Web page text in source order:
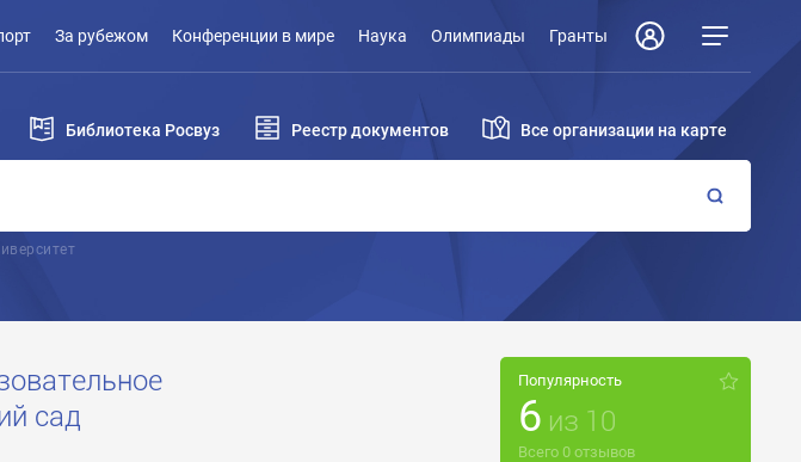
За рубежом Конференции в мире Наука Олимпиады Гранты
Библиотека Росвуз Реестр документов Все организации на карте
сад
Популярность
6 из 10
Всего 0 отзывов